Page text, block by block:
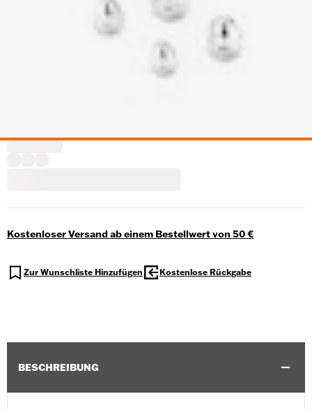
Kostenloser Versand ab einem Bestellwert von 50 €
Zur Wunschliste Hinzufügen Kostenlose Rückgabe
BESCHREIBUNG